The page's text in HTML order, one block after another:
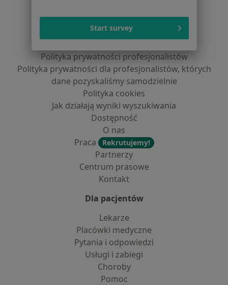
Regulamin
Polityka prywatności profesjonalistów
Polityka prywatności dla profesjonalistów, których
dane pozyskaliśmy samodzielnie
Polityka cookies
Jak działają wyniki wyszukiwania
Dostępność
O nas
Praca
Rekrutujemy!
Partnerzy
Centrum prasowe
Kontakt
Dla pacjentów
Lekarze
Placówki medyczne
Pytania i odpowiedzi
Usługi i zabiegi
Choroby
Pomoc
Start survey